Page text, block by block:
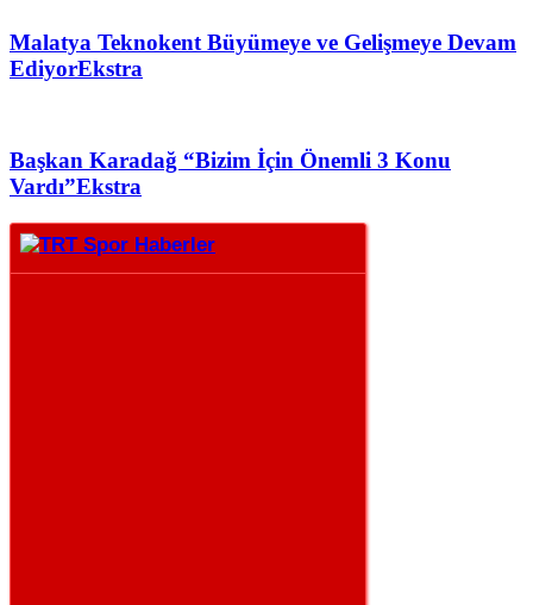
Malatya Teknokent Büyümeye ve Gelişmeye Devam
EdiyorEkstra
Başkan Karadağ “Bizim İçin Önemli 3 Konu
Vardı”Ekstra